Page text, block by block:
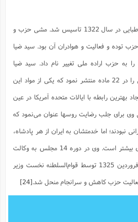
توسط سیدضیاء‌الدین طباطبایی در سال 1322 تاسیس شد. مشی حزب و
توده و فعالیت و هوادران آن بود. سید ضیا
حزب اراده ملی تغییر نام داد. سید ضیا
اساسنامه حزب اراده ملی را در 22 ماده منتشر نمود که یکی از مواد این
بهترین رابطه با ایالات متحده آمریکا در عین
وی برای جلب رضایت روسها عنوان می‌نمود که
نبودند؛ اما خدمتشان به ایران از هر پادشاه،
وزیر، نماینده و نویسنده‌ای بیشتر است. وی در دوره 14 مجلس به وکالت
مجلس انتخاب شد و در فروردین 1325 توسط قوام‌السلطنه نخست وزیر
حزب کاهش و سرانجام منحل شد.[24]